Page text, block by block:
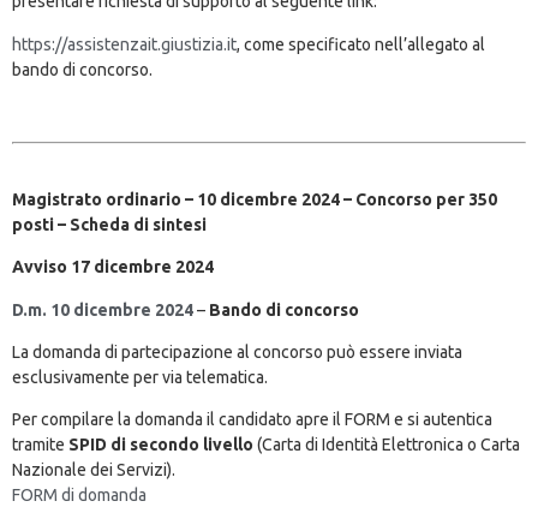
https://assistenzait.giustizia.it, come specificato nell’allegato al
bando di concorso.
Magistrato ordinario – 10 dicembre 2024 – Concorso per 350
posti – Scheda di sintesi
Avviso 17 dicembre 2024
D.m. 10 dicembre 2024– Bando di concorso
La domanda di partecipazione al concorso può essere inviata
esclusivamente per via telematica.
Per compilare la domanda il candidato apre il FORM e si autentica
tramite SPID di secondo livello (Carta di Identità Elettronica o Carta
Nazionale dei Servizi).
FORM di domanda